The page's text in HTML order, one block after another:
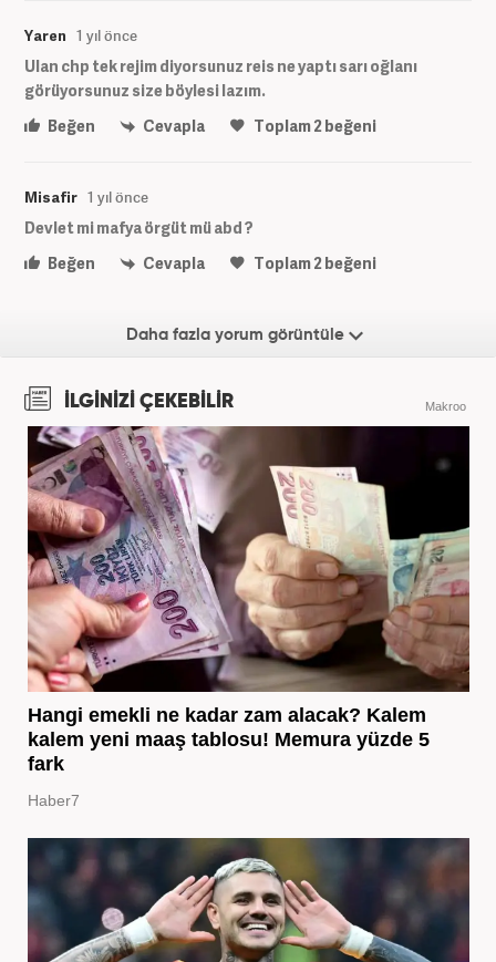
Yaren 1 yıl önce
Ulan chp tek rejim diyorsunuz reis ne yaptı sarı oğlanı
görüyorsunuz size böylesi lazım.
Beğen
Cevapla Toplam2 beğeni
Misafir 1 yıl önce
Devlet mi mafya örgüt mü abd ?
Beğen
Cevapla Toplam2beğeni
Daha fazla yorum görüntüle
İLGİNİZİ ÇEKEBİLİR Makroo
Hangi emekli ne kadar zam alacak? Kalem
kalem yeni maaş tablosu! Memura yüzde 5
fark
Haber7